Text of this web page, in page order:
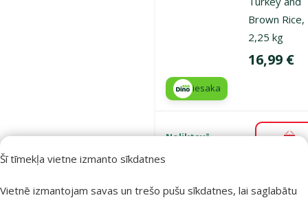
Šī tīmekļa vietne izmanto sīkdatnes
Vietnē izmantojam savas un trešo pušu sīkdatnes, lai saglabātu
Brown Rice,
2,25 kg
Cena
16,99 €
iesaka
Noliktavā